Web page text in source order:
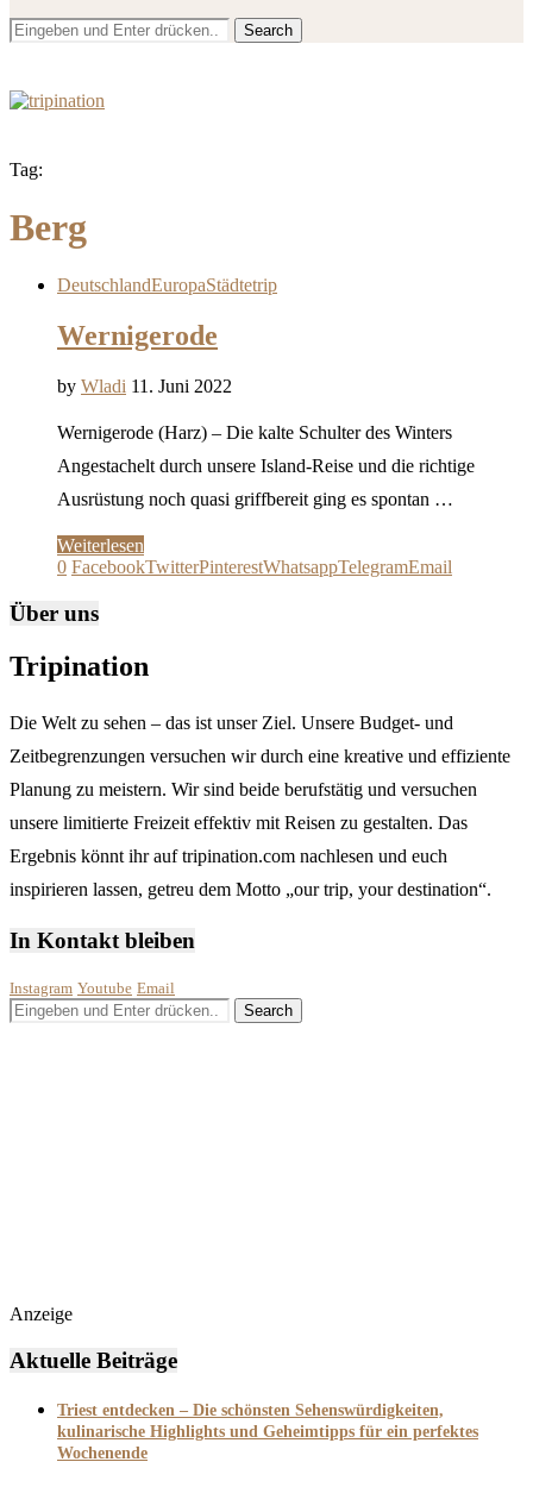
Search
Tag:
Berg
DeutschlandEuropaStädtetrip
Wernigerode
by Wladi 11. Juni 2022
Wernigerode (Harz) – Die kalte Schulter des Winters
Angestachelt durch unsere Island-Reise und die richtige
Ausrüstung noch quasi griffbereit ging es spontan …
Weiterlesen
0 FacebookTwitterPinterestWhatsappTelegramEmail
Über uns
Tripination
Die Welt zu sehen – das ist unser Ziel. Unsere Budget- und
Zeitbegrenzungen versuchen wir durch eine kreative und effiziente
Planung zu meistern. Wir sind beide berufstätig und versuchen
unsere limitierte Freizeit effektiv mit Reisen zu gestalten. Das
Ergebnis könnt ihr auf tripination.com nachlesen und euch
inspirieren lassen, getreu dem Motto „our trip, your destination“.
In Kontakt bleiben
Instagram Youtube Email
Anzeige
Aktuelle Beiträge
Triest entdecken – Die schönsten Sehenswürdigkeiten,
kulinarische Highlights und Geheimtipps für ein perfektes
Wochenende